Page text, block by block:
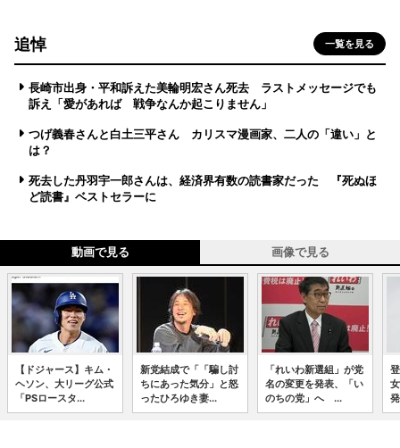
追悼 一覧を見る
長崎市出身・平和訴えた美輪明宏さん死去 ラストメッセージでも
訴え「愛があれば 戦争なんか起こりません」
つげ義春さんと白土三平さん カリスマ漫画家、二人の「違い」と
は？
死去した丹羽宇一郎さんは、経済界有数の読書家だった 『死ぬほ
ど読書』ベストセラーに
動画で見る 画像で見る
【ドジャース】キム・
ヘソン、大リーグ公式
「PSロースタ...
新党結成で「「騙し討
ちにあった気分」と怒
ったひろゆき妻...
「れいわ新選組」が党
名の変更を発表、「い
のちの党」へ ...